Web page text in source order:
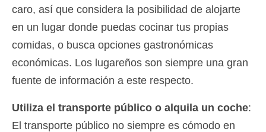
caro, así que considera la posibilidad de alojarte
en un lugar donde puedas cocinar tus propias
comidas, o busca opciones gastronómicas
económicas. Los lugareños son siempre una gran
fuente de información a este respecto.
Utiliza el transporte público o alquila un coche:
El transporte público no siempre es cómodo en